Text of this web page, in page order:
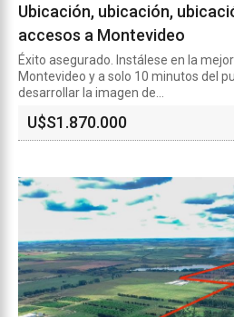
Ubicación, ubicación,
accesos a Montevideo
Éxito asegurado. Instálese en la
Montevideo y a solo 10 minutos del
desarrollar la imagen de...
U$S1.870.000